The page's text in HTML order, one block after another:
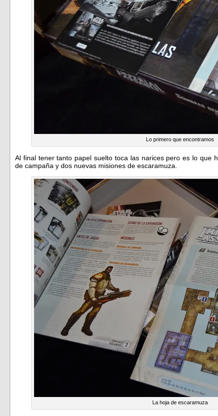
Lo primero que encontramos
Al final tener tanto papel suelto toca las narices pero es lo que
de campaña y dos nuevas misiones de escaramuza.
La hoja de escaramuza